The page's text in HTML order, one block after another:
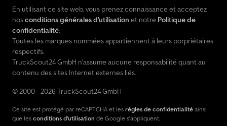
En utilisant ce site web, vous prenez connaissance et acceptez
nosconditions générales d'utilisation et notre Politique de
confidentialité.
Toutes les marques nommées appartiennent à leurs porpriétaires
respectifs.
TruckScout24 GmbH n'assume aucune responsabilité quant au
contenu des sites Internet externes liés.
© 2000 - 2026 TruckScout24 GmbH
Ce site est protégé par reCAPTCHA et les règles de confidentialité ainsi
que les conditions d'utilisation de Google s'appliquent.